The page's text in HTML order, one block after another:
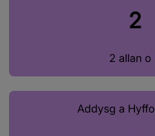
2
2 allan o
Addysg a